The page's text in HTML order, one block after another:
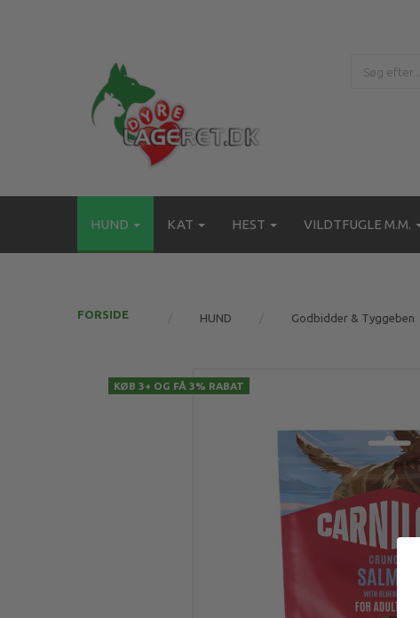
HUND KAT HEST VILDTFUGLE M.M.
FORSIDE HUND Godbidder & Tyggeben
KØB 3+ OG FÅ 3% RABAT